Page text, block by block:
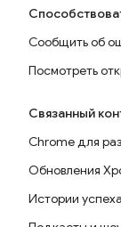
Сообщить об
Посмотреть
Связанный
Chrome для
Обновления
Истории успеха